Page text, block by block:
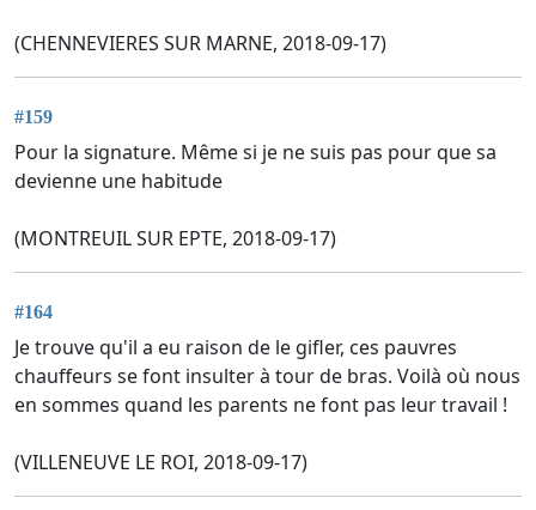
(CHENNEVIERES SUR MARNE, 2018-09-17)
#159
Pour la signature. Même si je ne suis pas pour que sa
devienne une habitude
(MONTREUIL SUR EPTE, 2018-09-17)
#164
Je trouve qu'il a eu raison de le gifler, ces pauvres
chauffeurs se font insulter à tour de bras. Voilà où nous
en sommes quand les parents ne font pas leur travail !
(VILLENEUVE LE ROI, 2018-09-17)